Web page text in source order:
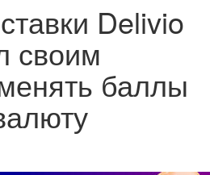
Delivio
своим
баллы